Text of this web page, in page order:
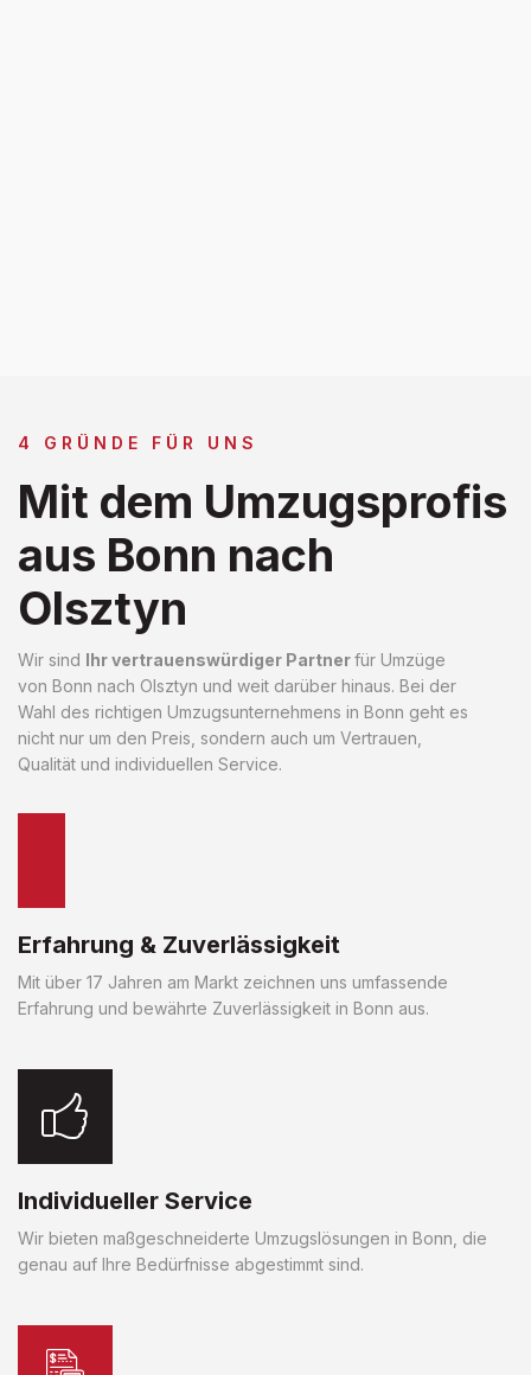
4 GRÜNDE FÜR UNS
Mit dem Umzugsprofis
aus Bonn nach
Olsztyn
Wir sind Ihr vertrauenswürdiger Partnerfür Umzüge
von Bonn nach Olsztyn und weit darüber hinaus. Bei der
Wahl des richtigen Umzugsunternehmens in Bonn geht es
nicht nur um den Preis, sondern auch um Vertrauen,
Qualität und individuellen Service.
Erfahrung & Zuverlässigkeit
Mit über 17 Jahren am Markt zeichnen uns umfassende
Erfahrung und bewährte Zuverlässigkeit in Bonn aus.
Individueller Service
Wir bieten maßgeschneiderte Umzugslösungen in Bonn, die
genau auf Ihre Bedürfnisse abgestimmt sind.